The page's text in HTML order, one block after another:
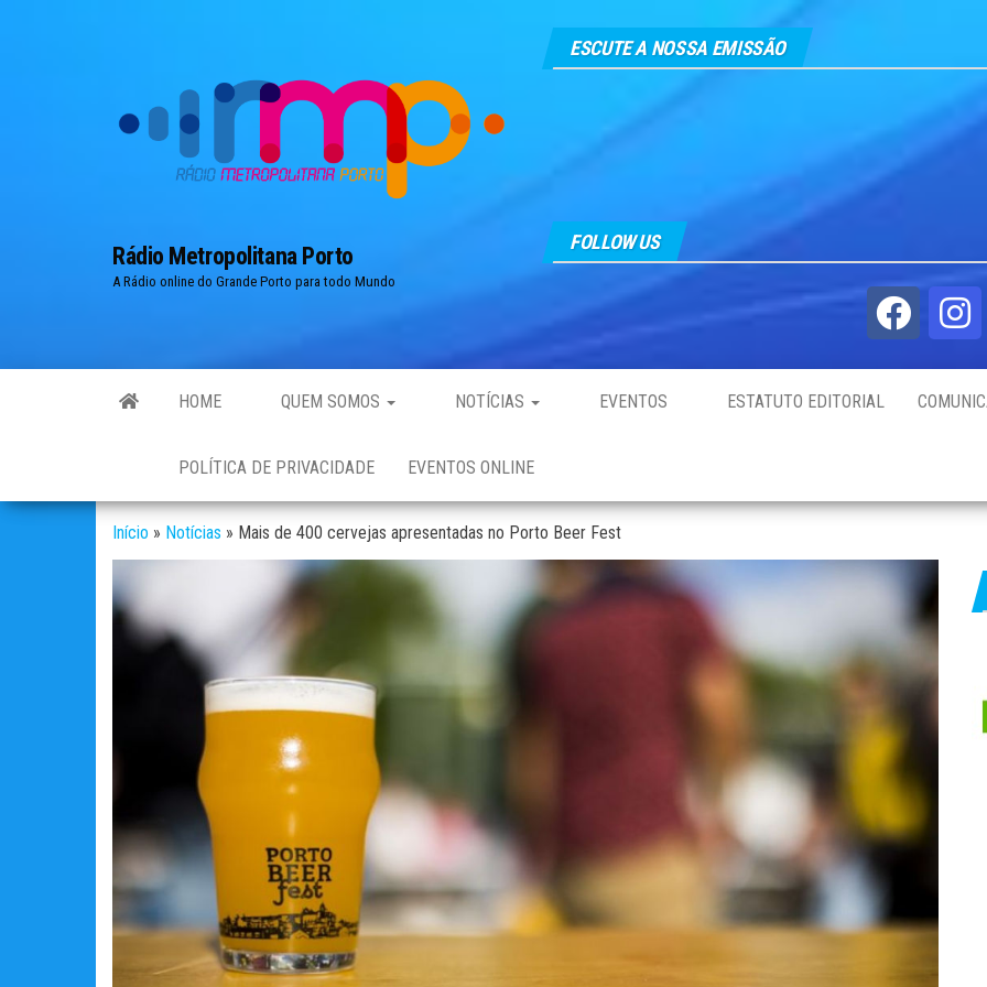
Rádio Metropolitana Porto
A Rádio online do Grande Porto para todo Mundo
ESCUTE A NOSSA EMISSÃO
FOLLOW US
HOME QUEM SOMOS NOTÍCIAS EVENTOS ESTATUTO EDITORIAL
POLÍTICA DE PRIVACIDADE EVENTOS ONLINE
Início » Notícias » Mais de 400 cervejas apresentadas no Porto Beer Fest